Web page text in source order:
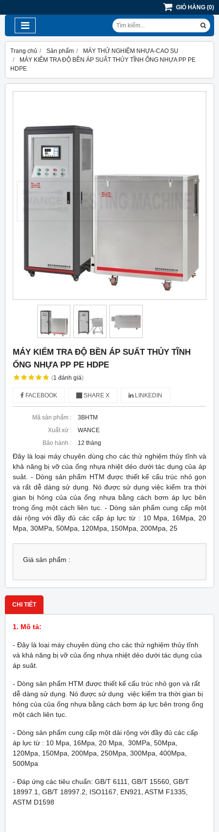
GIỎ HÀNG (0)
Trang chủ Sản phẩm
MÁY THỬ NGHIỆM NHỰA-CAO SU
MÁY KIỂM TRA ĐỘ BỀN ÁP SUẤT THỦY TĨNH ỐNG NHỰA PP PE
HDPE
MÁY KIỂM TRA ĐỘ BỀN ÁP SUẤT THỦY TĨNH
ỐNG NHỰA PP PE HDPE
(1 đánh giá)
FACEBOOK SHARE X LINKEDIN
Mã sản phẩm :
3BHTM
Xuất xứ :
WANCE
Bảo hành :
12 tháng
Đây là loại máy chuyên dùng cho các thử nghiệm thủy tĩnh và
khả năng bị vỡ của ống nhựa nhiệt dẻo dưới tác dụng của áp
suât. - Dòng sản phẩm HTM được thiết kế cấu trúc nhỏ gọn
và rất dễ dàng sử dụng. Nó được sử dụng việc kiểm tra thời
gian bị hỏng của của ống nhựa bằng cách bơm áp lực bên
trong ống một cách liên tục. - Dòng sản phẩm cung cấp một
dải rộng với đầy đủ các cấp áp lực từ : 10 Mpa, 16Mpa, 20
Mpa, 30MPa, 50Mpa, 120Mpa, 150Mpa, 200Mpa, 25
Giá sản phẩm :
CHI TIẾT
1. Mô tả:
- Đây là loại máy chuyên dùng cho các thử nghiệm thủy tĩnh
và khả năng bị vỡ của ống nhựa nhiệt dẻo dưới tác dụng của
áp suât.
- Dòng sản phẩm HTM được thiết kế cấu trúc nhỏ gọn và rất
dễ dàng sử dụng. Nó được sử dụng việc kiểm tra thời gian bị
hỏng của của ống nhựa bằng cách bơm áp lực bên trong ống
một cách liên tục.
- Dòng sản phẩm cung cấp một dải rộng với đầy đủ các cấp
áp lực từ : 10 Mpa, 16Mpa, 20 Mpa, 30MPa, 50Mpa,
120Mpa, 150Mpa, 200Mpa, 250Mpa, 300Mpa, 400Mpa,
500Mpa
- Đáp ứng các tiêu chuẩn: GB/T 6111, GB/T 15560, GB/T
18997.1, GB/T 18997.2, ISO1167, EN921, ASTM F1335,
ASTM D1598